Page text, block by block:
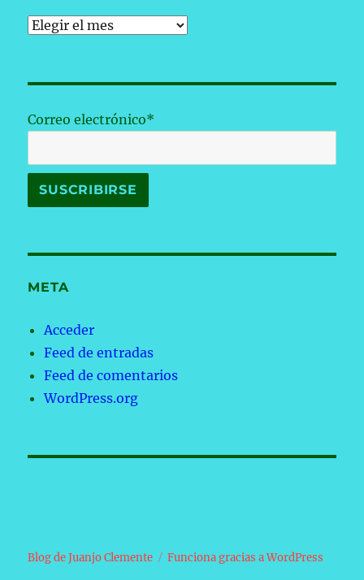
Archivos
Correo electrónico*
META
Acceder
Feed de entradas
Feed de comentarios
WordPress.org
Blog de Juanjo Clemente Funciona gracias a WordPress